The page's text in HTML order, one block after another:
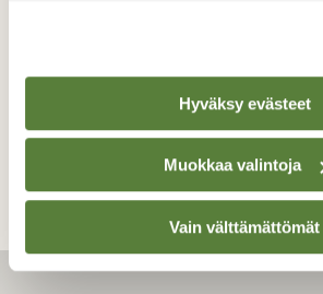
Hyväksy evästeet
Muokkaa valintoja
Vain välttämättömät
TAKAISIN LISTAAN